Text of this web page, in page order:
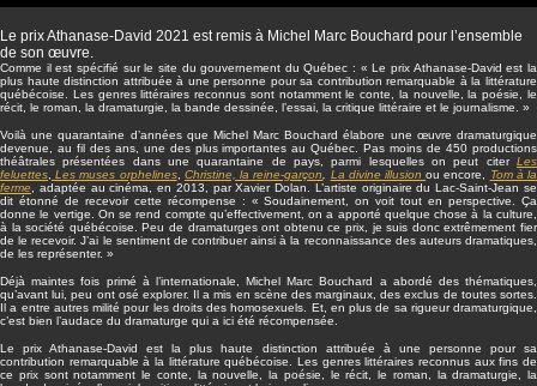
Le prix Athanase-David 2021 est remis à Michel Marc Bouchard pour l’ensemble
de son œuvre.
Comme il est spécifié sur le site du gouvernement du Québec : « Le prix Athanase-David est la
plus haute distinction attribuée à une personne pour sa contribution remarquable à la littérature
québécoise. Les genres littéraires reconnus sont notamment le conte, la nouvelle, la poésie, le
récit, le roman, la dramaturgie, la bande dessinée, l’essai, la critique littéraire et le journalisme. »
Voilà une quarantaine d’années que Michel Marc Bouchard élabore une œuvre dramaturgique
devenue, au fil des ans, une des plus importantes au Québec. Pas moins de 450 productions
théâtrales présentées dans une quarantaine de pays, parmi lesquelles on peut citer Les
feluettes Les muses orphelines, Christine, la reine-garçon La divine illusionou encore,
Tom à la
ferme , adaptée au cinéma, en 2013, par Xavier Dolan. L’artiste originaire du Lac-Saint-Jean se
dit étonné de recevoir cette récompense : « Soudainement, on voit tout en perspective. Ça
donne le vertige. On se rend compte qu’effectivement, on a apporté quelque chose à la culture,
à la société québécoise. Peu de dramaturges ont obtenu ce prix, je suis donc extrêmement fier
de le recevoir. J’ai le sentiment de contribuer ainsi à la reconnaissance des auteurs dramatiques,
de les représenter. »
Déjà maintes fois primé à l’internationale, Michel Marc Bouchard a abordé des thématiques,
qu’avant lui, peu ont osé explorer. Il a mis en scène des marginaux, des exclus de toutes sortes.
Il a entre autres milité pour les droits des homosexuels. Et, en plus de sa rigueur dramaturgique,
c’est bien l’audace du dramaturge qui a ici été récompensée.
Le prix Athanase-David est la plus haute distinction attribuée à une personne pour sa
contribution remarquable à la littérature québécoise. Les genres littéraires reconnus aux fins de
ce prix sont notamment le conte, la nouvelle, la poésie, le récit, le roman, la dramaturgie, la